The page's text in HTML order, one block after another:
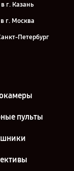
г. Казань
г. Москва
Петербург
пульты